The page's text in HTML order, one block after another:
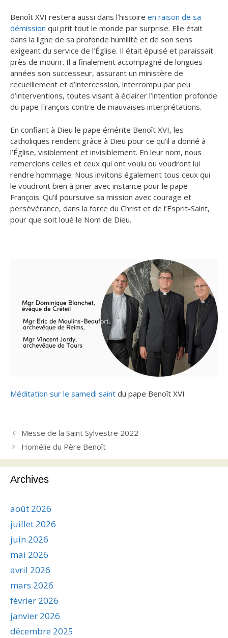
Benoît XVI restera aussi dans l’histoire en raison de sa
démission qui prit tout le monde par surprise. Elle était
dans la ligne de sa profonde humilité et de son sens
exigeant du service de l’Église. Il était épuisé et paraissait
près de mourir. Il a finalement accompagné de longues
années son successeur, assurant un ministère de
recueillement et d’intercession, interrompu par peu
d’interventions, toutes visant à éclairer l’intention profonde
du pape François contre de mauvaises interprétations.
En confiant à Dieu le pape émérite Benoît XVI, les
catholiques rendent grâce à Dieu pour ce qu’il a donné à
l’Église, visiblement et invisiblement. En leur nom, nous
remercions celles et ceux qui ont voulu ou voudront lui
rendre hommage. Nous invitons également tous ceux qui
le voudront bien à prier avec instance pour le pape
François. Qu’il poursuive sa mission avec courage et
persévérance, dans la force du Christ et de l’Esprit-Saint,
pour que soit loué le Nom de Dieu.
Méditation sur le samedi saint du pape Benoît XVI
Messe de la Saint Sylvestre 2022
Homélie du Père Benoît
Archives
août 2026
juillet 2026
juin 2026
mai 2026
avril 2026
mars 2026
février 2026
janvier 2026
décembre 2025